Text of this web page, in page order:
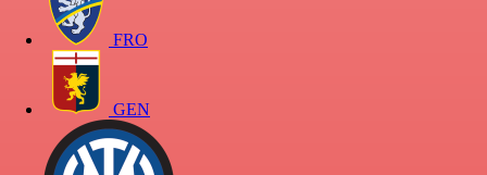
FRO
GEN